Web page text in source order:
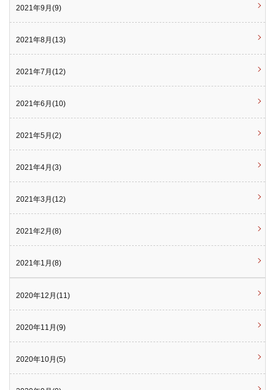
2021年9月(9)
2021年8月(13)
2021年7月(12)
2021年6月(10)
2021年5月(2)
2021年4月(3)
2021年3月(12)
2021年2月(8)
2021年1月(8)
2020年12月(11)
2020年11月(9)
2020年10月(5)